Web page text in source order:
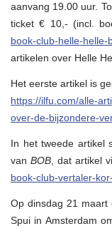
aanvang 19.00 uur.
ticket € 10,- (incl.
book-club-helle-helle-
artikelen over Helle
Het eerste artikel is
https://ilfu.com/alle-
over-de-bijzondere-
In het tweede artikel
van BOB , dat artikel
book-club-vertaler-
Op dinsdag 21 maart
Spui in Amsterdam